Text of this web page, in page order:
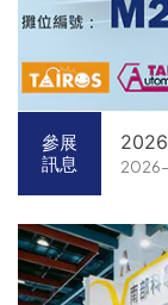
參展
訊息